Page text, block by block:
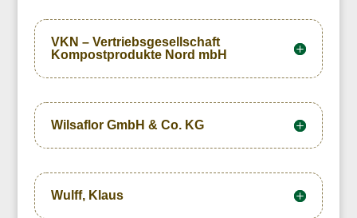
VKN – Vertriebsgesellschaft
Kompostprodukte Nord mbH
Wilsaflor GmbH & Co. KG
Wulff, Klaus